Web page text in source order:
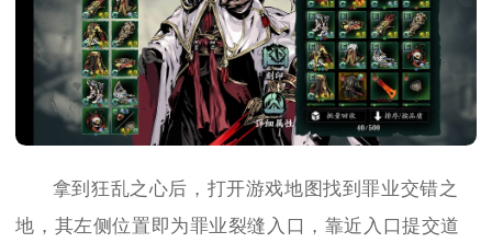
拿到狂乱之心后，打开游戏地图找到罪业交错之
地，其左侧位置即为罪业裂缝入口，靠近入口提交道